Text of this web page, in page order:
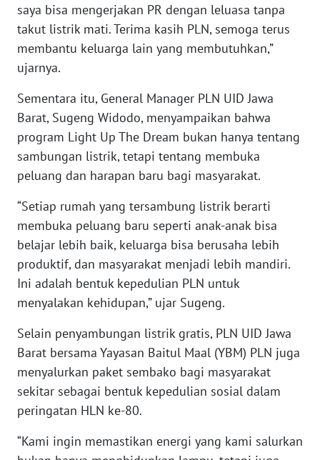
saya bisa mengerjakan PR dengan leluasa tanpa
takut listrik mati. Terima kasih PLN, semoga terus
membantu keluarga lain yang membutuhkan,”
ujarnya.
Sementara itu, General Manager PLN UID Jawa
Barat, Sugeng Widodo, menyampaikan bahwa
program Light Up The Dream bukan hanya tentang
sambungan listrik, tetapi tentang membuka
peluang dan harapan baru bagi masyarakat.
“Setiap rumah yang tersambung listrik berarti
membuka peluang baru seperti anak-anak bisa
belajar lebih baik, keluarga bisa berusaha lebih
produktif, dan masyarakat menjadi lebih mandiri.
Ini adalah bentuk kepedulian PLN untuk
menyalakan kehidupan,” ujar Sugeng.
Selain penyambungan listrik gratis, PLN UID Jawa
Barat bersama Yayasan Baitul Maal (YBM) PLN juga
menyalurkan paket sembako bagi masyarakat
sekitar sebagai bentuk kepedulian sosial dalam
peringatan HLN ke-80.
“Kami ingin memastikan energi yang kami salurkan
WN
BENGKULU
WN
WN
JATENG
WN
WN
JOGJA
WN
WN
BALI
WN
KALBAR
WN
KALTENG